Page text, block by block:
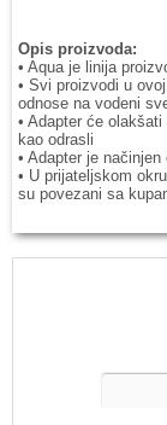
Opis proizvoda:
• Aqua je linija
• Svi proizvodi u
odnose na vodeni
• Adapter će
kao odrasli
• Adapter je
• U prijateljskom
su povezani sa